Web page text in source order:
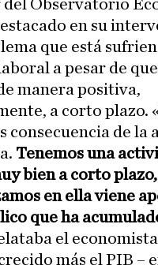
Observatorio
en su
que está
a pesar de
manera positiva,
a corto plazo.
consecuencia de la
Tenemos una
bien a corto
en ella viene
que ha
el
más el PIB –